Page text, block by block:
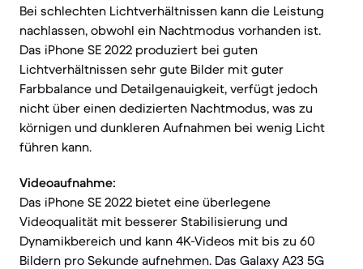
Bei schlechten Lichtverhältnissen kann die Leistung
nachlassen, obwohl ein Nachtmodus vorhanden ist.
Das iPhone SE 2022 produziert bei guten
Lichtverhältnissen sehr gute Bilder mit guter
Farbbalance und Detailgenauigkeit, verfügt jedoch
nicht über einen dedizierten Nachtmodus, was zu
körnigen und dunkleren Aufnahmen bei wenig Licht
führen kann.
Videoaufnahme:
Das iPhone SE 2022 bietet eine überlegene
Videoqualität mit besserer Stabilisierung und
Dynamikbereich und kann 4K-Videos mit bis zu 60
Bildern pro Sekunde aufnehmen. Das Galaxy A23 5G